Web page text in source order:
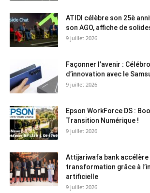
ATIDI célèbre son 25è
son AGO, affiche de
9 juillet 2026
Façonner l’avenir :
d’innovation avec le
9 juillet 2026
Epson WorkForce DS :
Transition Numérique !
9 juillet 2026
Attijariwafa bank accélère
transformation grâce à
artificielle
9 juillet 2026